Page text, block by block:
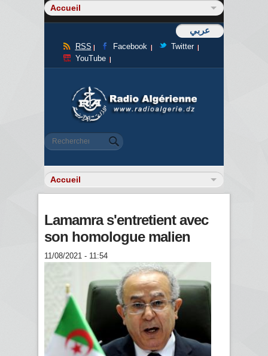
عربي
RSS Facebook
Twitter
YouTube
Formulaire de recherche
Rechercher
Lamamra s'entretient avec
son homologue malien
11/08/2021 - 11:54